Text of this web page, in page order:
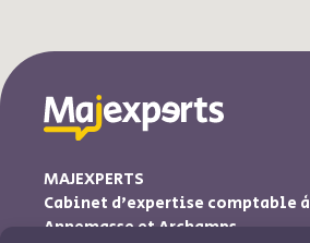
MAJEXPERTS
Cabinet d’expertise comptable à
Annemasse et Archamps